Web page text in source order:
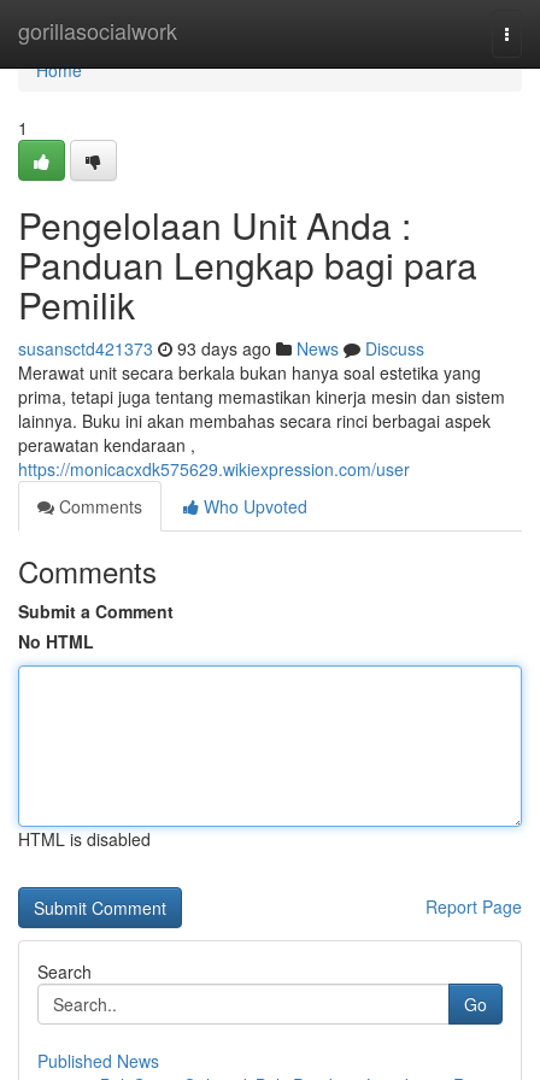
gorillasocialwork
Home
Home
1
Pengelolaan Unit Anda :
Panduan Lengkap bagi para
Pemilik
susansctd421373 93 days ago News
Discuss
Merawat unit secara berkala bukan hanya soal estetika yang
prima, tetapi juga tentang memastikan kinerja mesin dan sistem
lainnya. Buku ini akan membahas secara rinci berbagai aspek
perawatan kendaraan ,
https://monicacxdk575629.wikiexpression.com/user
Comments
Who Upvoted
Comments
Submit a Comment
No HTML
HTML is disabled
Report Page
Search
Go
Published News